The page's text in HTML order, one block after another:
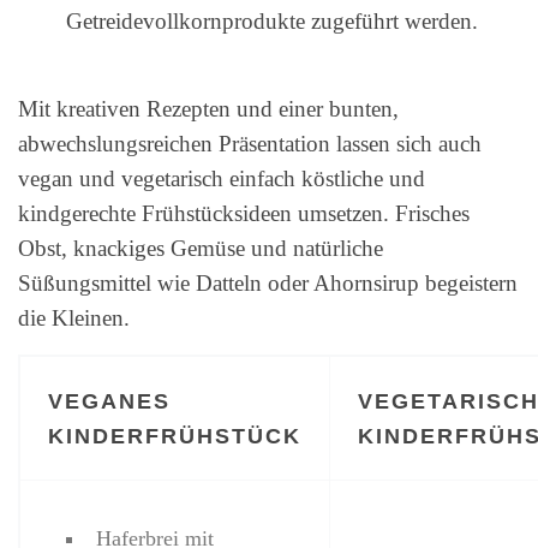
Getreidevollkornprodukte zugeführt werden.
Mit kreativen Rezepten und einer bunten,
abwechslungsreichen Präsentation lassen sich auch
vegan und vegetarisch einfach köstliche und
kindgerechte Frühstücksideen umsetzen. Frisches
Obst, knackiges Gemüse und natürliche
Süßungsmittel wie Datteln oder Ahornsirup begeistern
die Kleinen.
VEGANES
KINDERFRÜHSTÜCK
Haferbrei mit